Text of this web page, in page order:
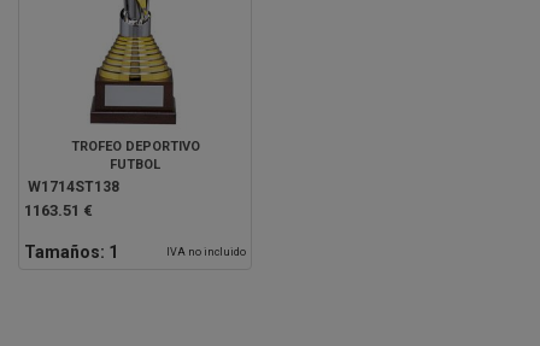
TROFEO DEPORTIVO
FUTBOL
W1714ST138
1163.51 €
Tamaños: 1 IVA no incluido